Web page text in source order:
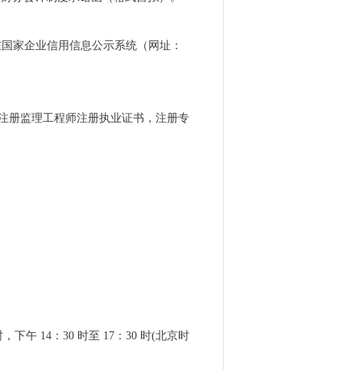
家企业信用信息公示系统（网址：
册监理工程师注册执业证书，注册专
下午 14：30 时至 17：30 时(北京时